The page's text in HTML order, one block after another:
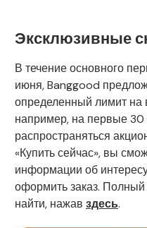
Эксклюзивные
В течение основного
июня, Banggood
определенный лимит
например, на первые 30
распространяться
«Купить сейчас», вы
информации об
оформить заказ.
найти, нажав здесь.